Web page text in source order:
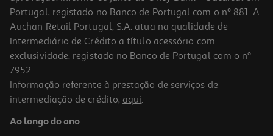
Portugal, registado no Banco de Portugal com o nº 881. A
Auchan Retail Portugal, S.A. atua na qualidade de
Intermediário de Crédito a título acessório com
exclusividade, registado no Banco de Portugal com o nº
7952.
Informação referente à prestação de serviços de
intermediação de crédito, aqui.
Ao longo do ano